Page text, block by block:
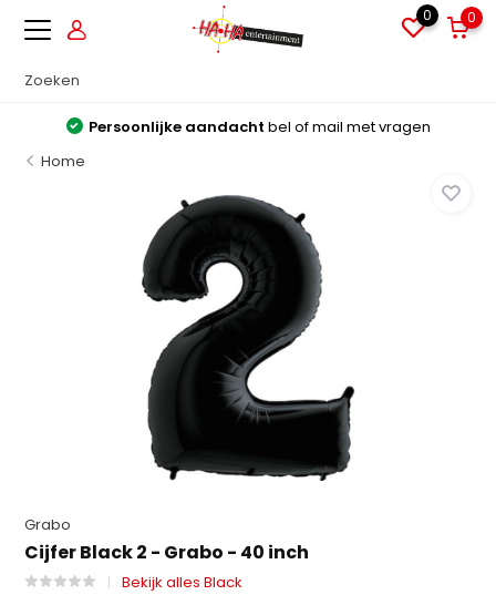
0 0
Persoonlijke aandacht bel of mail met vragen
Home
Grabo
Cijfer Black 2 - Grabo - 40 inch
Bekijk alles Black